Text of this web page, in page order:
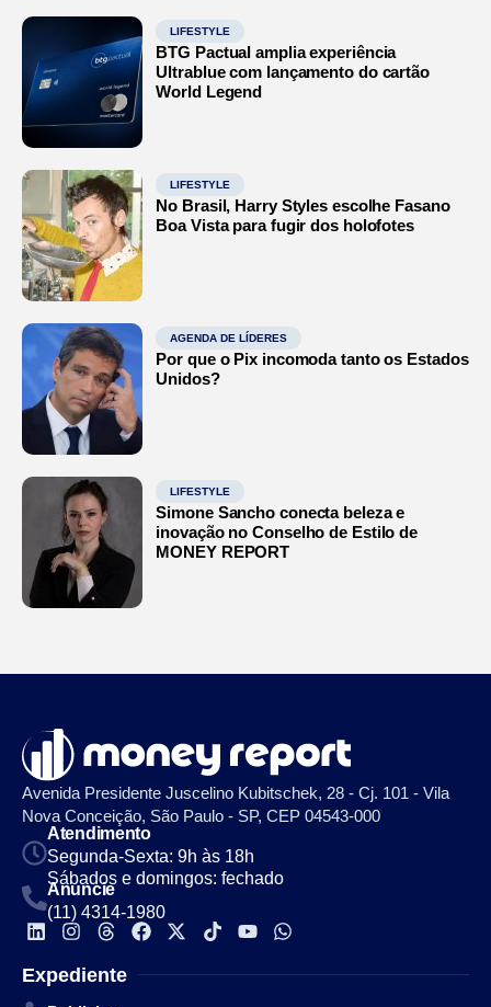
LIFESTYLE
BTG Pactual amplia experiência
Ultrablue com lançamento do cartão
World Legend
LIFESTYLE
No Brasil, Harry Styles escolhe Fasano
Boa Vista para fugir dos holofotes
AGENDA DE LÍDERES
Por que o Pix incomoda tanto os Estados
Unidos?
LIFESTYLE
Simone Sancho conecta beleza e
inovação no Conselho de Estilo de
MONEY REPORT
Avenida Presidente Juscelino Kubitschek, 28 - Cj. 101 - Vila
Nova Conceição, São Paulo - SP, CEP 04543-000
Atendimento
Segunda-Sexta: 9h às 18h
Sábados e domingos: fechado
Anuncie
(11) 4314-1980
Expediente